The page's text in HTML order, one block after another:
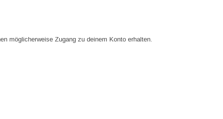
möglicherweise Zugang zu deinem Konto erhalten.